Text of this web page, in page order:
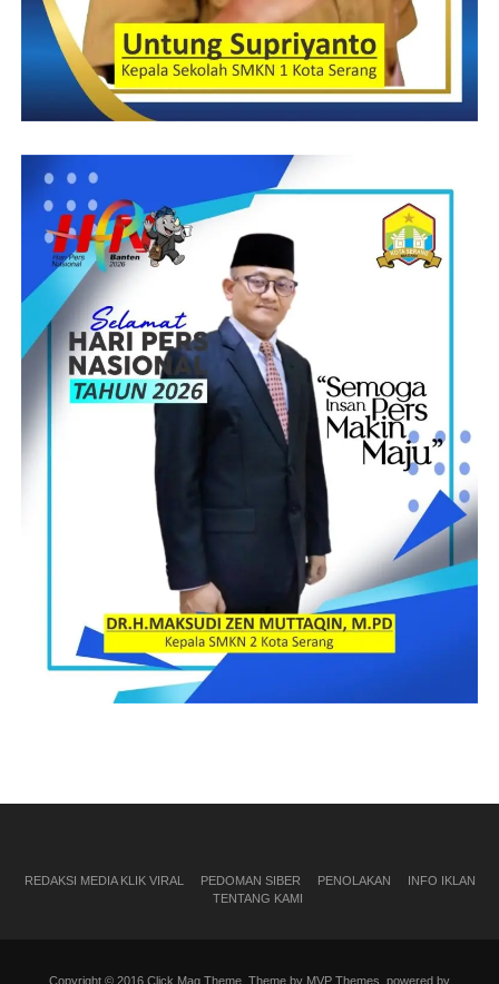
REDAKSI MEDIA KLIK VIRAL PEDOMAN SIBER PENOLAKAN
INFO IKLAN
TENTANG KAMI
Copyright © 2016 Click Mag Theme. Theme by MVP Themes, powered by